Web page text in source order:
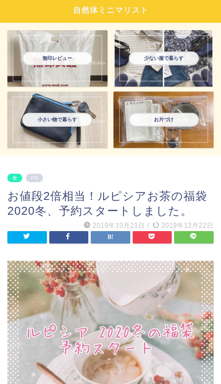
自然体ミニマリスト
無印レビュー 少ない服で暮らす
小さい物で暮らす お片づけ
食 PR
お値段2倍相当！ルピシアお茶の福袋
2020冬、予約スタートしました。
2019年10月21日 / 2019年12月22日